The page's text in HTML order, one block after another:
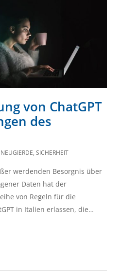
von ChatGPT
des
NEUGIERDE, SICHERHEIT
werdenden Besorgnis über
Daten hat der
von Regeln für die
in Italien erlassen, die…